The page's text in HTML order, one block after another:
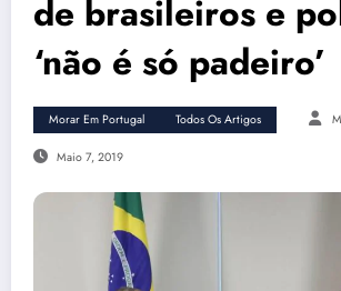
de brasileiros e
‘não é só padeiro’
Morar Em Portugal Todos Os Artigos
Maio 7, 2019